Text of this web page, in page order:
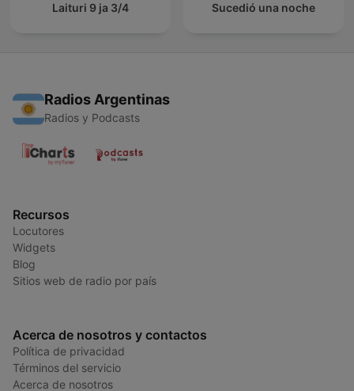
Laituri 9 ja 3/4 Sucedió una noche
Radios Argentinas
Radios y Podcasts
Recursos
Locutores
Widgets
Blog
Sitios web de radio por país
Acerca de nosotros y contactos
Política de privacidad
Términos del servicio
Acerca de nosotros